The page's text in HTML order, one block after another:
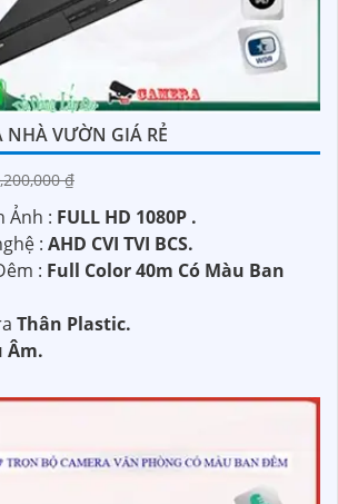
NHÀ VƯỜN GIÁ RẺ
₫
Ảnh : FULL HD 1080P .
: AHD CVI TVI BCS.
: Full Color 40m Có Màu Ban
Thân Plastic.
Âm.